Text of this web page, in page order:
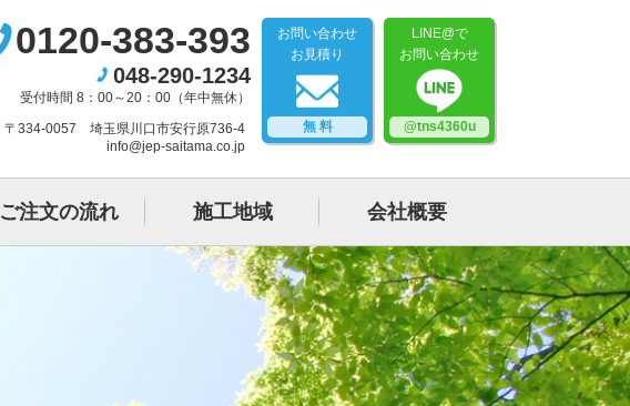
〒334-0057 埼玉県川口市安行原736-4
info@jep-saitama.co.jp
LINE@で
お問い合わせ
@tns4360u
お問い合わせ
お見積り
無 料
0120-383-393
048-290-1234
受付時間 8：00～20：00（年中無休）
ご注文の流れ 施工地域 会社概要